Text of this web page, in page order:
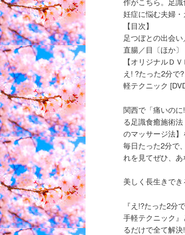
妊症に悩む夫婦
【目次】
足つぼとの出会
直腸／目〔ほか〕
【オリジナルＤＶ
え! ?たった2分で
軽テクニック
関西で「痛いの
る足識食癒施術
のマッサージ法
毎日たった2分で
れを見てぜひ、
美しく長生きで
『え!?たった2分
手軽テクニック
るだけで全て解